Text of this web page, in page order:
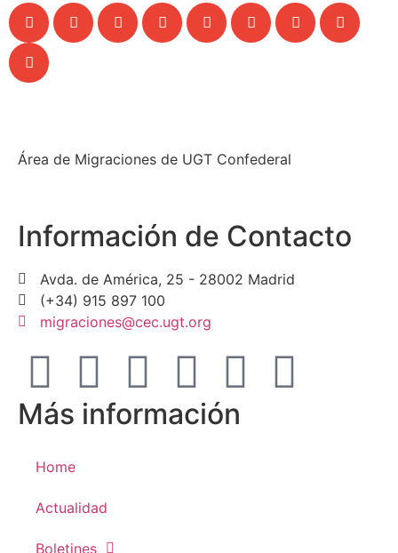
Área de Migraciones de UGT Confederal
Información de Contacto
Avda. de América, 25 - 28002 Madrid
(+34) 915 897 100
migraciones@cec.ugt.org
Más información
Home
Actualidad
Boletines